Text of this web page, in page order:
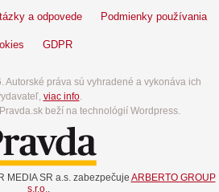
a odpovede Podmienky používania
GDPR
Autorské práva sú vyhradené a vykonáva ich
viac info.
beží na technológií Wordpress.
MEDIA SR a.s. zabezpečuje ARBERTO GROUP
s.r.o..